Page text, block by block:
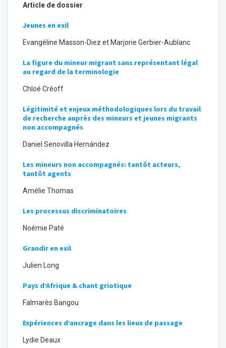
Article de dossier
Jeunes en exil
Evangéline Masson-Diez et Marjorie Gerbier-Aublanc
La figure du mineur migrant sans représentant légal
au regard de la terminologie
Chloé Créoff
Légitimité et enjeux méthodologiques lors du travail
de recherche auprès des mineurs et jeunes migrants
non accompagnés
Daniel Senovilla Hernández
Les mineurs non accompagnés: tantôt acteurs,
tantôt agents
Amélie Thomas
Les processus discriminatoires
Noémie Paté
Grandir en exil
Julien Long
Pays d’Afrique & chant griotique
Falmarès Bangou
Expériences d’ancrage dans les lieux de passage
Lydie Deaux